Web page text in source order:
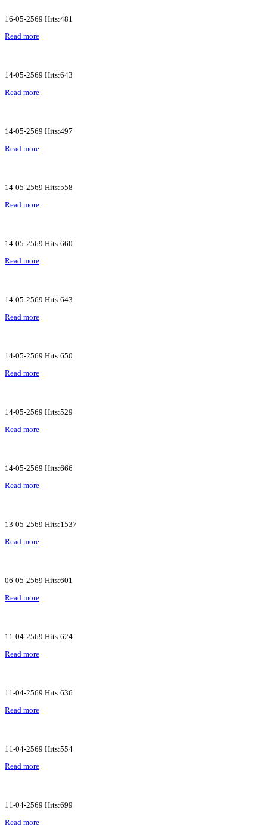
16-05-2569 Hits:481
Read more
14-05-2569 Hits:643
Read more
14-05-2569 Hits:497
Read more
14-05-2569 Hits:558
Read more
14-05-2569 Hits:660
Read more
14-05-2569 Hits:643
Read more
14-05-2569 Hits:650
Read more
14-05-2569 Hits:529
Read more
14-05-2569 Hits:666
Read more
13-05-2569 Hits:1537
Read more
06-05-2569 Hits:601
Read more
11-04-2569 Hits:624
Read more
11-04-2569 Hits:636
Read more
11-04-2569 Hits:554
Read more
11-04-2569 Hits:699
Read more